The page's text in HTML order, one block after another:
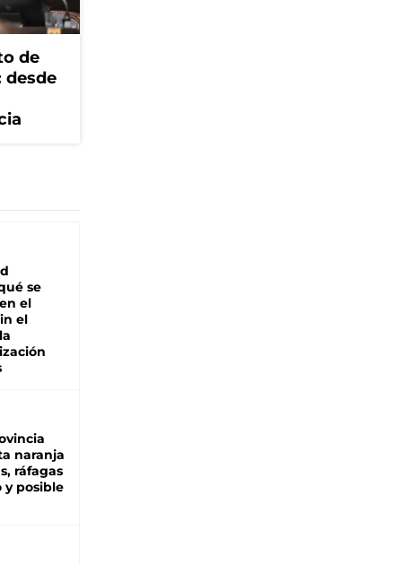
de
desde
se
el
el
naranja
ráfagas
y posible